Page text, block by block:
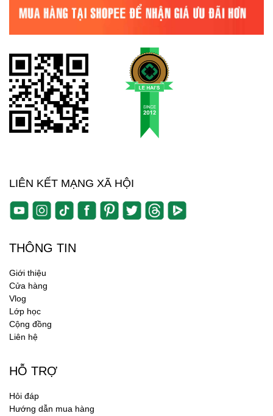
LIÊN KẾT MẠNG XÃ HỘI
THÔNG TIN
Giới thiệu
Cửa hàng
Vlog
Lớp học
Cộng đồng
Liên hệ
HỖ TRỢ
Hỏi đáp
Hướng dẫn mua hàng